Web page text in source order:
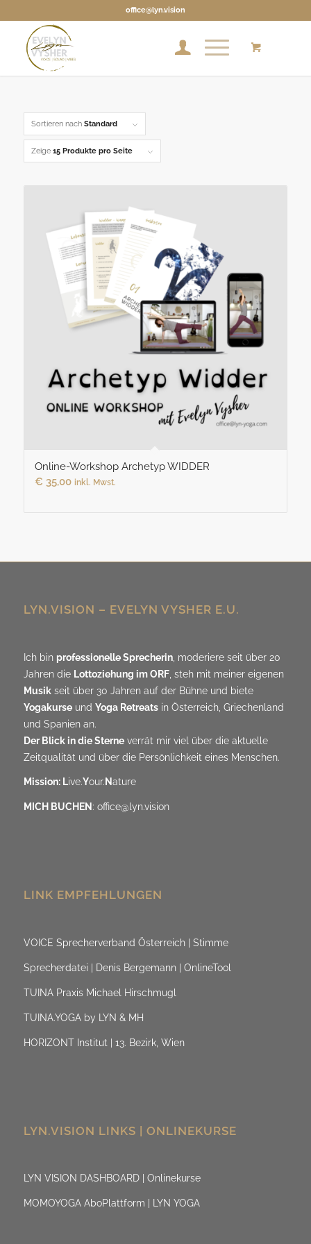
office@lyn.vision
Sortieren nach Standard
Zeige 15 Produkte pro Seite
Online-Workshop Archetyp WIDDER
€ 35,00 inkl. Mwst.
LYN.VISION – EVELYN VYSHER E.U.
Ich bin professionelle Sprecherin, moderiere seit über 20
Jahren die Lottoziehung im ORF, steh mit meiner eigenen
Musikseit über 30 Jahren auf der Bühne und biete
Yogakurseund Yoga Retreatsin Österreich, Griechenland
und Spanien an.
Der Blick in die Sterneverrät mir viel über die aktuelle
Zeitqualität und über die Persönlichkeit eines Menschen.
Mission: Live.Your. Nature
MICH BUCHEN : office@lyn.vision
LINK EMPFEHLUNGEN
VOICE Sprecherverband Österreich | Stimme
Sprecherdatei | Denis Bergemann | OnlineTool
TUINA Praxis Michael Hirschmugl
TUINA.YOGA by LYN & MH
HORIZONT Institut | 13. Bezirk, Wien
LYN.VISION LINKS | ONLINEKURSE
LYN VISION DASHBOARD | Onlinekurse
MOMOYOGA AboPlattform | LYN YOGA